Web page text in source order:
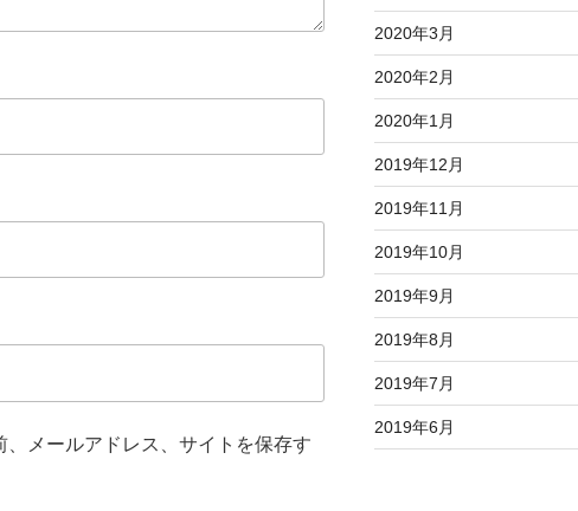
メールアドレス、サイトを保存す
2020年3月
2020年2月
2020年1月
2019年12月
2019年11月
2019年10月
2019年9月
2019年8月
2019年7月
2019年6月